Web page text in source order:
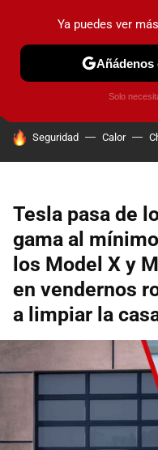
PRUEBAS COCHES
HOY SE HABLA DE
Seguridad Calor
Tesla pasa de
gama al
los Model X y
en vendernos
a limpiar la
Ya puedes ver
Añádenos
Solo